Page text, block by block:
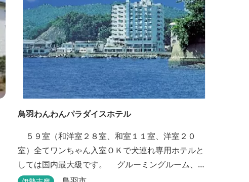
鳥羽わんわんパラダイスホテル
５９室（和洋室２８室、和室１１室、洋室２０
室）全てワンちゃん入室ＯＫで犬連れ専用ホテルと
しては国内最大級です。 グルーミングルーム、プ
ール、モーターボート等ワンちゃんと楽しむ施設も